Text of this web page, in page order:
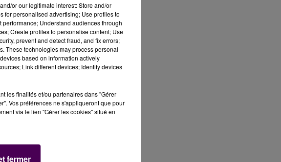
NOUVEAUTÉS POUR
2024 ?
DES
or our legitimate interest: Store and/or
for personalised advertising; Use profiles to
Understand audiences through
Create profiles to personalise content; Use
prevent and detect fraud, and fix errors;
These technologies may process personal
based on information actively
Link different devices; Identify devices
les finalités et/ou partenaires dans "Gérer
Vos préférences ne s'appliqueront que pour
via le lien "Gérer les cookies" situé en
fermer